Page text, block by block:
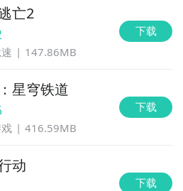
亡2
147.86MB
下载
星穹铁道
416.59MB
下载
动
下载